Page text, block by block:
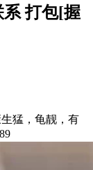
打包[握
猛，龟靓，有